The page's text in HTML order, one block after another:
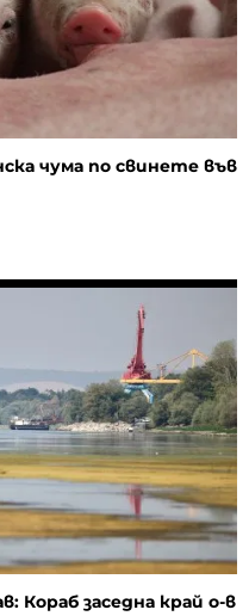
чума по свинете във
Кораб заседна край о-в